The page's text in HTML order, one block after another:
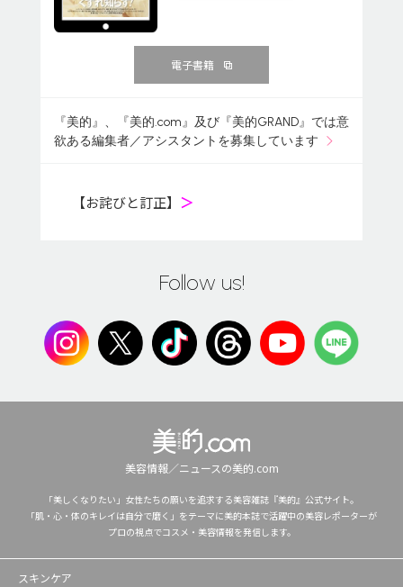
電子書籍
『美的』、『美的.com』及び『美的GRAND』では意
欲ある編集者／アシスタントを募集しています
【お詫びと訂正】 ＞
Follow us!
美容情報／ニュースの美的.com
「美しくなりたい」女性たちの願いを追求する美容雑誌『美的』公式サイト。
「肌・心・体のキレイは自分で磨く」をテーマに美的本誌で活躍中の美容レポーターが
プロの視点でコスメ・美容情報を発信します。
スキンケア